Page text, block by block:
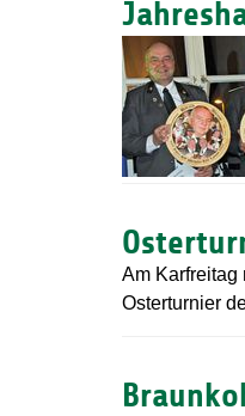
Am Karfreitag
Osterturnier